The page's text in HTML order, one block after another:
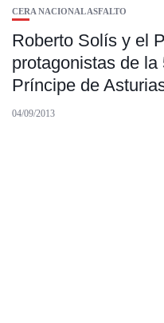
CERA NACIONAL ASFALTO
Roberto Solís y el
protagonistas de
Príncipe de
04/09/2013